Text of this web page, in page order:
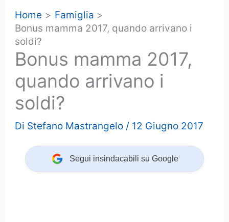
Home
Famiglia
Bonus mamma 2017, quando arrivano i
soldi?
Bonus mamma 2017,
quando arrivano i
soldi?
Di Stefano Mastrangelo / 12 Giugno 2017
Segui insindacabili su Google